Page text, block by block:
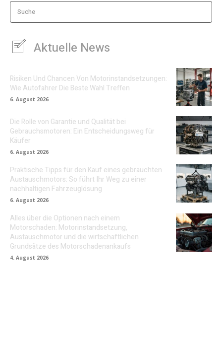
Suche
Aktuelle News
Risiken Und Chancen Von Motorinstandsetzungen:
Wie Autofahrer Die Beste Wahl Treffen
6. August 2026
Die Rolle von Garantie und Qualität bei
Gebrauchsmotoren: Ein Entscheidungsweg für
Käufer
6. August 2026
Praktische Tipps für den Kauf eines gebrauchten
Austauschmotors: So führt Ihr Weg zu einer
nachhaltigen Fahrzeuglösung
6. August 2026
Alles über die Optionen nach einem
Motorschaden: Motorinstandsetzung,
Austauschmotor und die wirtschaftlichen
Grundsätze des Motorschadenankaufs
4. August 2026